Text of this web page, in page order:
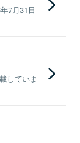
7月31日
していま